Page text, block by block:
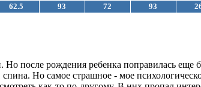
62.5 93 72 93
Но после рождения ребенка поправилась еще
Но самое страшное - мое